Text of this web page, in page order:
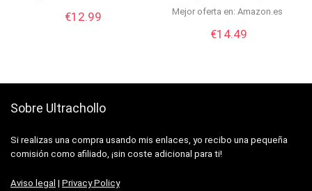
€12.99 Mejor oferta en: Amazon.es
€14.49
Sobre Ultrachollo
Si realizas una compra usando mis enlaces, yo recibo una pequeña
comisión como afiliado, ¡sin coste adicional para ti!
Aviso legal | Privacy Policy